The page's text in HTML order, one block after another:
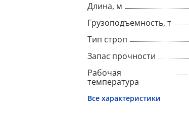
Длина, м
Грузоподъемность, т
Тип строп
Запас прочности
Рабочая
температура
Все характеристики